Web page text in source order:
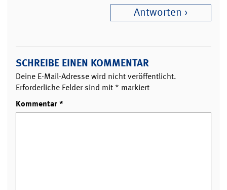
Antworten
SCHREIBE EINEN KOMMENTAR
Deine E-Mail-Adresse wird nicht veröffentlicht.
Erforderliche Felder sind mit * markiert
Kommentar*